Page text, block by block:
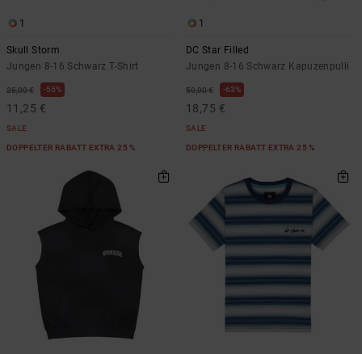
1
Skull Storm
Jungen 8-16 Schwarz T-Shirt
25,00 € 55%
11,25 €
SALE
DOPPELTER RABATT EXTRA 25 %
1
DC Star Filled
Jungen 8-16 Schwarz Kapuzenpulli
50,00 € 63%
18,75 €
SALE
DOPPELTER RABATT EXTRA 25 %